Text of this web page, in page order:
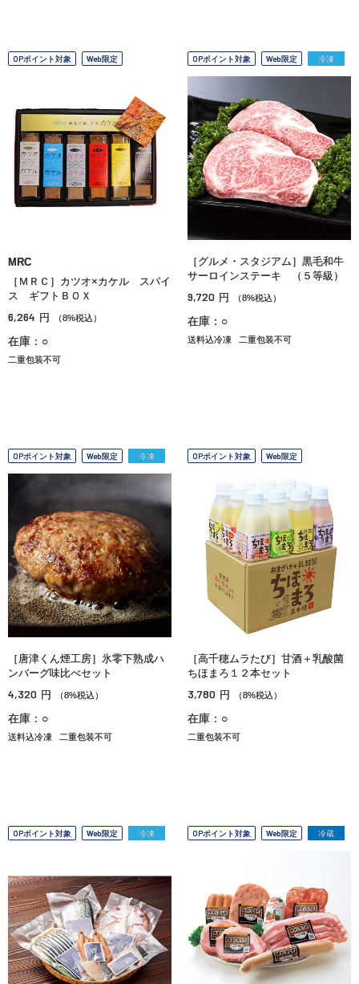
OPポイント対象 Web限定
MRC
［ＭＲＣ］カツオ×カケル スパイ
ス ギフトＢＯＸ
6,264 円 （8%税込）
在庫：○
二重包装不可
OPポイント対象 Web限定 冷凍
［グルメ・スタジアム］黒毛和牛
サーロインステーキ （５等級）
9,720 円 （8%税込）
在庫：○
送料込冷凍 二重包装不可
OPポイント対象 Web限定 冷凍
［唐津くん煙工房］氷零下熟成ハ
ンバーグ味比べセット
4,320 円 （8%税込）
在庫：○
送料込冷凍 二重包装不可
OPポイント対象 Web限定
［高千穂ムラたび］甘酒＋乳酸菌
ちほまろ１２本セット
3,780 円 （8%税込）
在庫：○
二重包装不可
OPポイント対象 Web限定 冷凍 OPポイント対象 Web限定 冷蔵